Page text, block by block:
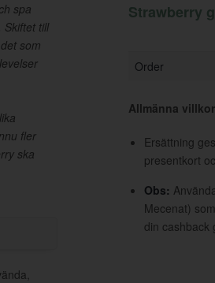
spa
Skiftet till
som
fler
ska
Strawberry
Order
Allmänna villkor
Ersättning
presentkort
Obs:
Mecenat)
din cashback